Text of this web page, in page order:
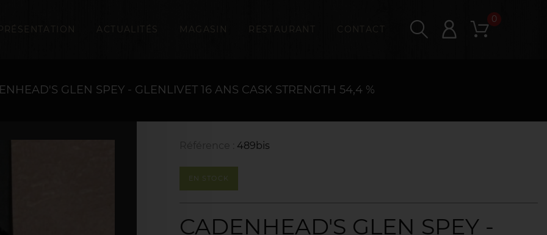
ACTUALITÉS MAGASIN RESTAURANT CONTACT
0
GLEN SPEY - GLENLIVET 16 ANS CASK STRENGTH 54,4 %
Référence : 489bis
EN STOCK
CADENHEAD'S GLEN SPEY -